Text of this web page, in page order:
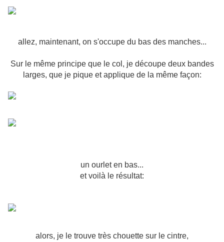
allez, maintenant, on s'occupe du bas des manches...
Sur le même principe que le col, je découpe deux bandes
larges, que je pique et applique de la même façon:
un ourlet en bas...
et voilà le résultat:
alors, je le trouve très chouette sur le cintre,